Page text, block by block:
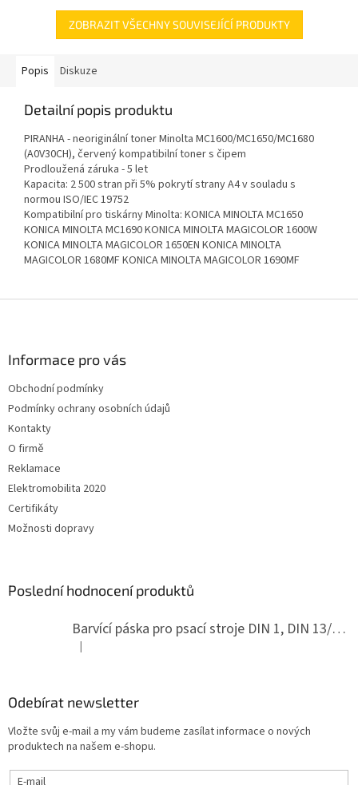
ZOBRAZIT VŠECHNY SOUVISEJÍCÍ PRODUKTY
Popis Diskuze
Detailní popis produktu
PIRANHA - neoriginální toner Minolta MC1600/MC1650/MC1680
(A0V30CH), červený kompatibilní toner s čipem
Prodloužená záruka - 5 let
Kapacita: 2 500 stran při 5% pokrytí strany A4 v souladu s
normou ISO/IEC 19752
Kompatibilní pro tiskárny Minolta: KONICA MINOLTA MC1650
KONICA MINOLTA MC1690 KONICA MINOLTA MAGICOLOR 1600W
KONICA MINOLTA MAGICOLOR 1650EN KONICA MINOLTA
MAGICOLOR 1680MF KONICA MINOLTA MAGICOLOR 1690MF
Informace pro vás
Obchodní podmínky
Podmínky ochrany osobních údajů
Kontakty
O firmě
Reklamace
Elektromobilita 2020
Certifikáty
Možnosti dopravy
Poslední hodnocení produktů
Barvící páska pro psací stroje DIN 1, DIN 13/10, LAND, PA červenočerná
Hodnocení produktu je 5 z 5 hvězdiček.
|
Odebírat newsletter
Vložte svůj e-mail a my vám budeme zasílat informace o nových
produktech na našem e-shopu.